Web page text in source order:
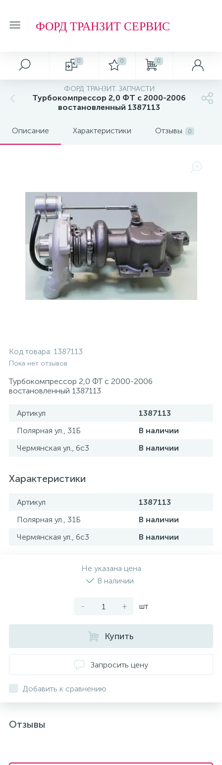
ФОРД ТРАНЗИТ СЕРВИС
0 0 0
ФОРД ТРАНЗИТ. ЗАПЧАСТИ
Турбокомпрессор 2,0 ФТ с 2000-2006
востановленный 1387113
Описание Характеристики Отзывы 0
Код товара: 1387113
Пока нет отзывов
Турбокомпрессор 2,0 ФТ с 2000-2006
востановленный 1387113
Артикул
1387113
Полярная ул., 31Б
В наличии
Чермянская ул., 6с3
В наличии
Характеристики
Артикул
1387113
Полярная ул., 31Б
В наличии
Чермянская ул., 6с3
В наличии
Не указана цена
В наличии
- + шт
Купить
Запросить цену
Добавить к сравнению
Отзывы